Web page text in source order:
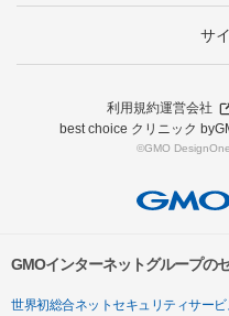
サ
利用規約運営会社
best choice クリニック
©GMO
GMOインターネットグループの
世界初総合ネットセキュリティサービ